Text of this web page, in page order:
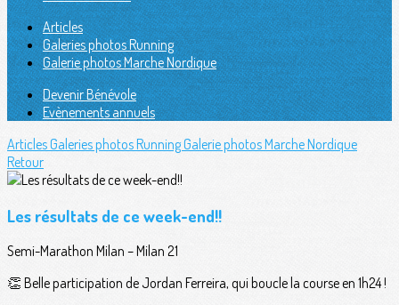
Articles
Galeries photos Running
Galerie photos Marche Nordique
Devenir Bénévole
Evènements annuels
ArticlesGaleries photos RunningGalerie photos Marche Nordique
Retour
Les résultats de ce week-end!!
Semi-Marathon Milan – Milan 21
👏 Belle participation de Jordan Ferreira, qui boucle la course en 1h24 !